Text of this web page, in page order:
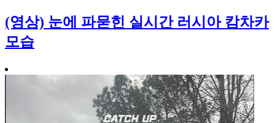
(영상) 눈에 파묻힌 실시간 러시아 캄차카
모습